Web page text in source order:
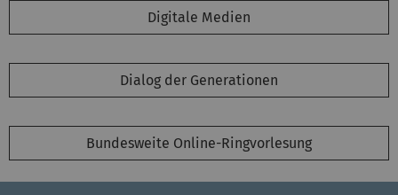
Digitale Medien
Dialog der Generationen
Bundesweite Online-Ringvorlesung